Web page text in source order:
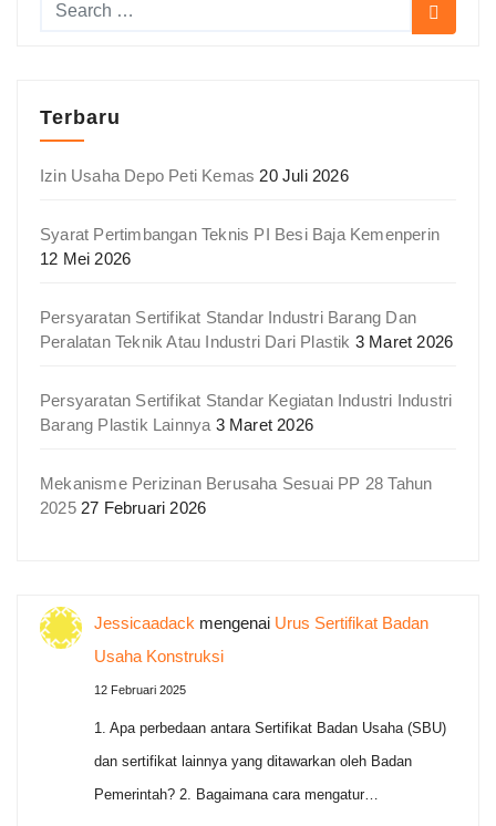
Terbaru
Izin Usaha Depo Peti Kemas 20 Juli 2026
Syarat Pertimbangan Teknis PI Besi Baja Kemenperin
12 Mei 2026
Persyaratan Sertifikat Standar Industri Barang Dan
Peralatan Teknik Atau Industri Dari Plastik 3 Maret 2026
Persyaratan Sertifikat Standar Kegiatan Industri Industri
Barang Plastik Lainnya 3 Maret 2026
Mekanisme Perizinan Berusaha Sesuai PP 28 Tahun
2025 27 Februari 2026
Jessicaadack mengenai Urus Sertifikat Badan
Usaha Konstruksi
12 Februari 2025
1. Apa perbedaan antara Sertifikat Badan Usaha (SBU)
dan sertifikat lainnya yang ditawarkan oleh Badan
Pemerintah? 2. Bagaimana cara mengatur…